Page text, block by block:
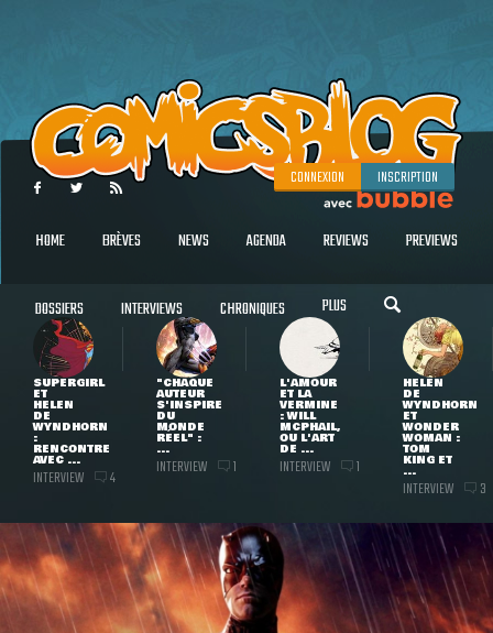
CONNEXION INSCRIPTION
HOME BRÈVES NEWS AGENDA REVIEWS PREVIEWS
DOSSIERS INTERVIEWS CHRONIQUES PLUS
SUPERGIRL
ET
HELEN
DE
WYNDHORN
:
RENCONTRE
AVEC ...
INTERVIEW 4
"CHAQUE
AUTEUR
S'INSPIRE
DU
MONDE
RÉEL" :
...
INTERVIEW 1
L'AMOUR
ET LA
VERMINE
: WILL
MCPHAIL,
OU L'ART
DE ...
INTERVIEW 1
HELEN
DE
WYNDHORN
ET
WONDER
WOMAN :
TOM
KING ET
...
INTERVIEW 3